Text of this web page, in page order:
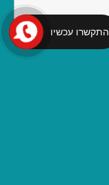
התקשרו עכשיו